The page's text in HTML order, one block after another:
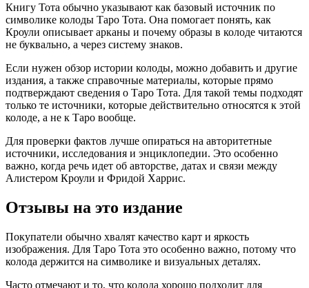
Книгу Тота обычно указывают как базовый источник по
символике колоды Таро Тота. Она помогает понять, как
Кроули описывает арканы и почему образы в колоде читаются
не буквально, а через систему знаков.
Если нужен обзор истории колоды, можно добавить и другие
издания, а также справочные материалы, которые прямо
подтверждают сведения о Таро Тота. Для такой темы подходят
только те источники, которые действительно относятся к этой
колоде, а не к Таро вообще.
Для проверки фактов лучше опираться на авторитетные
источники, исследования и энциклопедии. Это особенно
важно, когда речь идет об авторстве, датах и связи между
Алистером Кроули и Фридой Харрис.
Отзывы на это издание
Покупатели обычно хвалят качество карт и яркость
изображения. Для Таро Тота это особенно важно, потому что
колода держится на символике и визуальных деталях.
Часто отмечают и то, что колода хорошо подходит для